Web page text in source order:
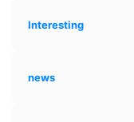
Interesting
news